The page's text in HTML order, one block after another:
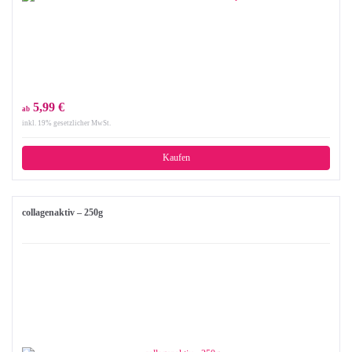
ab 5,99 €
inkl. 19% gesetzlicher MwSt.
Kaufen
collagenaktiv – 250g